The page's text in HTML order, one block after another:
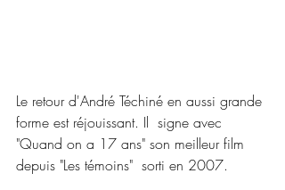
Le retour d'André Téchiné en aussi grande
forme est réjouissant. Il  signe avec
"Quand on a 17 ans" son meilleur film
depuis "Les témoins"  sorti en 2007.